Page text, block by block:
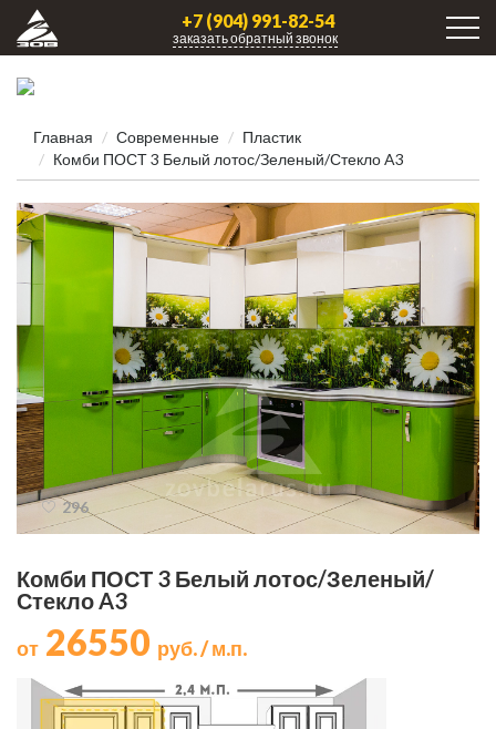
+7 (904) 991-82-54
заказать обратный звонок
Главная Современные
Пластик
Комби ПОСТ 3 Белый лотос/Зеленый/Стекло A3
296
Комби ПОСТ 3 Белый лотос/Зеленый/
Стекло A3
от 26550 руб. / м.п.